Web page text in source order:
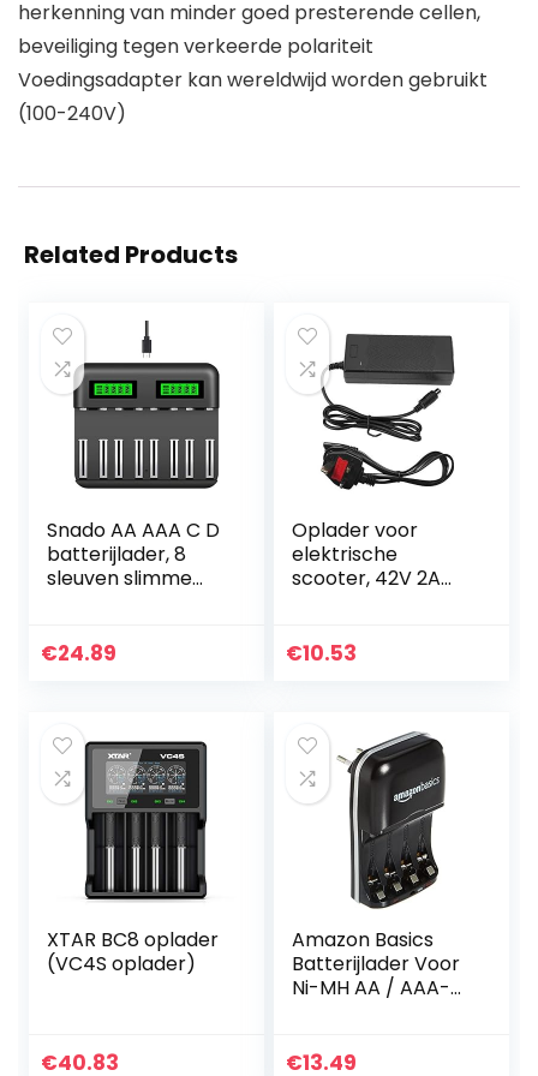
herkenning van minder goed presterende cellen,
beveiliging tegen verkeerde polariteit
Voedingsadapter kan wereldwijd worden gebruikt
(100-240V)
Related Products
Snado AA AAA C D
batterijlader, 8
sleuven slimme
AA AAA C D Ni-
€24.89
Oplader voor
elektrische
scooter, 42V 2A
elektrische
€10.53
XTAR BC8 oplader
(VC4S oplader)
€40.83
Amazon Basics
Batterijlader Voor
Ni-MH AA / AAA-
€13.49